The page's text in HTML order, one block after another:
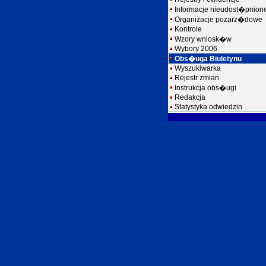
Informacje
Organizacje pozarz�dowe
Kontrole
Wzory wniosk�w
Wybory 2006
Obs�uga Biuletynu
Wyszukiwarka
Rejestr zmian
Instrukcja obs�ugi
Redakcja
Statystyka odwiedzin